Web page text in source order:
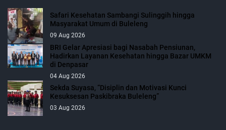
Safari Kesehatan Sambangi Sulinggih hingga
Masyarakat Umum di Buleleng
09 Aug 2026
BRI Gelar Apresiasi bagi Nasabah Pensiunan,
Hadirkan Layanan Kesehatan hingga Bazar UMKM
di Denpasar
04 Aug 2026
Sekda Suyasa, “Disiplin dan Motivasi Kunci
Kesuksesan Paskibraka Buleleng”
03 Aug 2026